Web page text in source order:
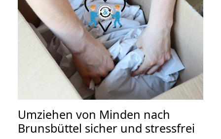
Umziehen von Minden nach
Brunsbüttel sicher und stressfrei